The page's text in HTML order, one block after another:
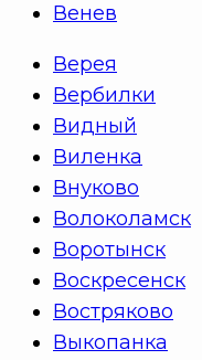
Венев
Верея
Вербилки
Видный
Виленка
Внуково
Волоколамск
Воротынск
Воскресенск
Востряково
Выкопанка